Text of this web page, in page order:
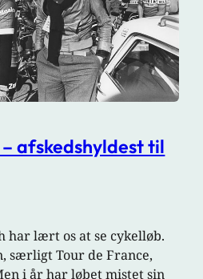
afskedshyldest til
har lært os at se cykelløb.
særligt Tour de France,
i år har løbet mistet sin